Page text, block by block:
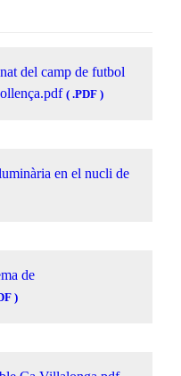
del camp de futbol
( .PDF )
en el nucli de
de
)